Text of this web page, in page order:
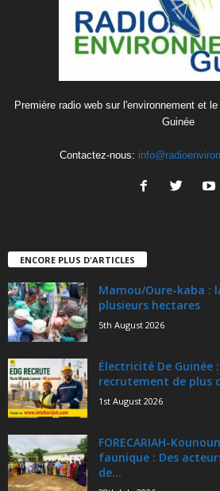
Première radio web sur l'environnement et
Guinée
Contactez-nous:
ENCORE PLUS D'ARTICLES
Mamou/Oure-kaba :
plusieurs hectares
5th August 2026
Électricité De Guinée
recrutement de plus
1st August 2026
FORECARIAH-
faunique : Des
de...